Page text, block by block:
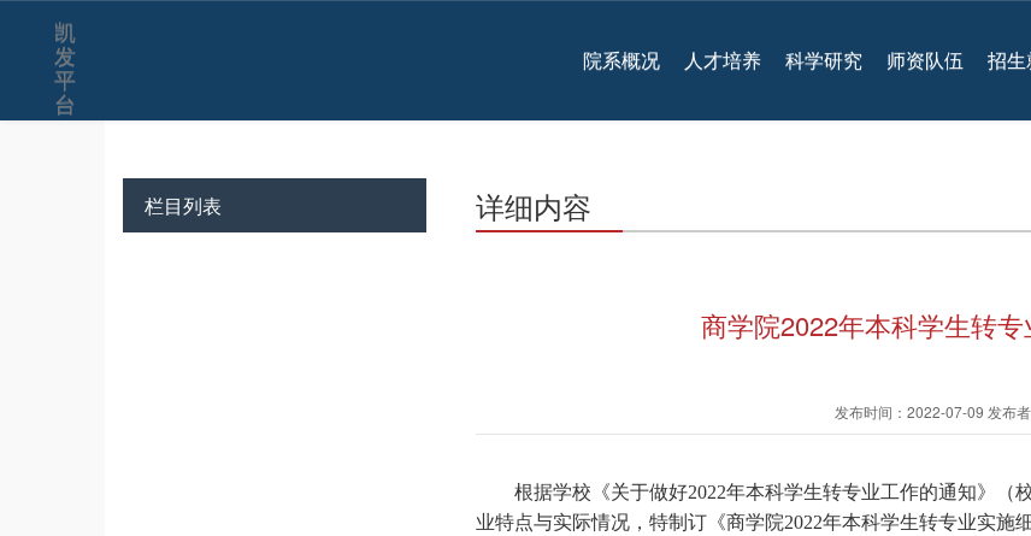
凯
发
平
台
院系概况 人才培养 科学研究 师资队伍 招生
栏目列表 详细内容
商学院2022年本科学生转
发布时间：2022-07-09 发布
根据学校《关于做好2022年本科学生转专业工作的通知》（
业特点与实际情况，特制订《商学院2022年本科学生转专业实施细